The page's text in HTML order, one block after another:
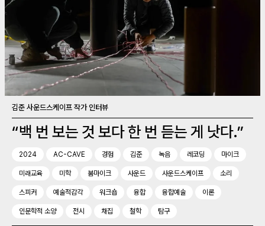
김준 사운드스케이프 작가 인터뷰
“백 번 보는 것 보다 한 번 듣는 게 낫다.”
2024 AC-CAVE 경험 김준 녹음 레코딩 마이크
미래교육 미학 붐마이크 사운드 사운드스케이프 소리
스피커 예술적감각 워크숍 융합 융합예술 이론
인문학적 소양 전시 채집 철학 탐구